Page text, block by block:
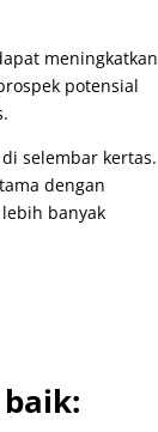
meningkatkan
potensial
selembar kertas.
dengan
banyak